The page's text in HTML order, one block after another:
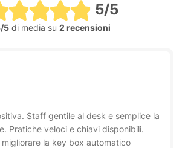
5/5
5di media su 2 recensioni
Staff gentile al desk e semplice la
Pratiche veloci e chiavi disponibili.
la key box automatico